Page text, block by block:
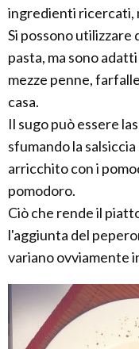
ingredienti ricercati,
Si possono utilizzare
pasta, ma sono
mezze penne,
casa.
Il sugo può essere
sfumando la
arricchito con i
pomodoro.
Ciò che rende il
l'aggiunta del
variano ovviamente